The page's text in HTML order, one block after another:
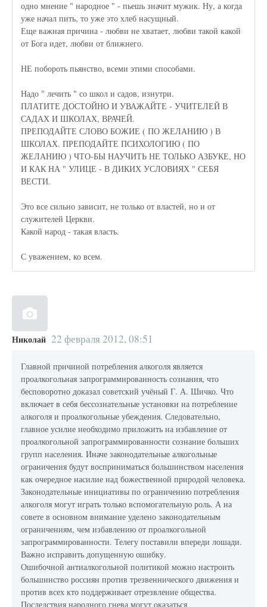
одно мнение " народное " - пьешь значит мужик. Ну, а когда
уже начал пить, то уже это хлеб насущный.
Еще важная причина - любви не хватает, любви такой какой
от Бога идет, любви от ближнего.
НЕ побороть пьянство, всеми этими способами.
Надо " лечить " со школ и садов, изнутри.
ПЛАТИТЕ ДОСТОЙНО И УВАЖАЙТЕ - УЧИТЕЛЕЙ В
САДАХ И ШКОЛАХ, ВРАЧЕЙ.
ПРЕПОДАЙТЕ СЛОВО БОЖИЕ ( ПО ЖЕЛАНИЮ ) В
ШКОЛАХ. ПРЕПОДАЙТЕ ПСИХОЛОГИЮ ( ПО
ЖЕЛАНИЮ ) ЧТО-БЫ НАУЧИТЬ НЕ ТОЛЬКО АЗБУКЕ, НО
И КАК НА " УЛИЦЕ - В ДИКИХ УСЛОВИЯХ " СЕБЯ
ВЕСТИ.
Это все сильно зависит, не только от властей, но и от
служителей Церкви.
Какой народ - такая власть.
С уважением, ко всем.
Николай 22 февраля 2012, 08:51
Главной причиной потребления алкоголя является
проалкогольная запрограммированность сознания, что
бесповоротно доказал советский учёный Г. А. Шичко. Что
включает в себя бессознательные установки на потребление
алкоголя и проалкогольные убеждения. Следовательно,
главное усилие необходимо приложить на избавление от
проалкогольной запрограммированности сознание больших
групп населения. Иначе законодательные алкогольные
ограничения будут восприниматься большинством населения
как очередное насилие над божественной природой человека.
Законодательные инициативы по ограничению потребления
алкоголя могут играть только вспомогательную роль. А на
совете в основном внимание уделено законодательным
ограничениям, чем избавлению от проалкогольной
запрограммированности. Телегу поставили впереди лошади.
Важно исправить допущенную ошибку.
Ошибочной антиалкогольной политикой можно настроить
большинство россиян против трезвеннического движения и
против всех кто поддерживает отрезвление общества.
Последствия народного гнева могут оказаться